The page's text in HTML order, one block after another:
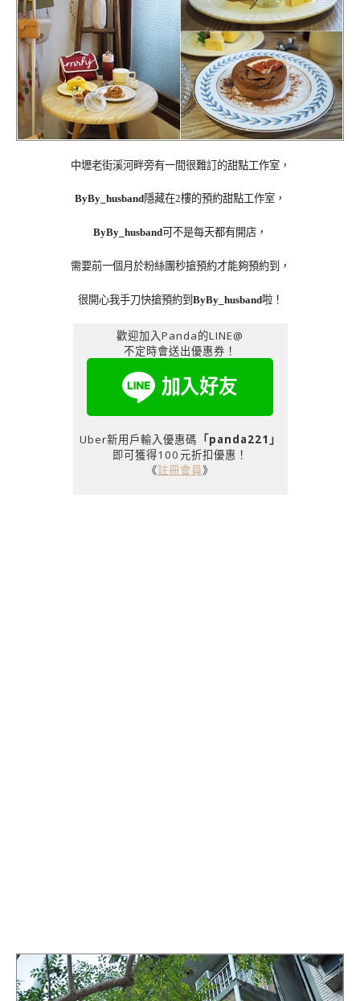
中壢老街溪河畔旁有一間很難訂的甜點工作室，
ByBy_husband隱藏在2樓的預約甜點工作室，
ByBy_husband可不是每天都有開店，
需要前一個月於粉絲團秒搶預約才能夠預約到，
很開心我手刀快搶預約到 ByBy_husband啦！
歡迎加入Panda的LINE@
不定時會送出優惠券！
Uber新用戶輸入優惠碼 「panda221」
即可獲得100元折扣優惠！
《註冊會員》